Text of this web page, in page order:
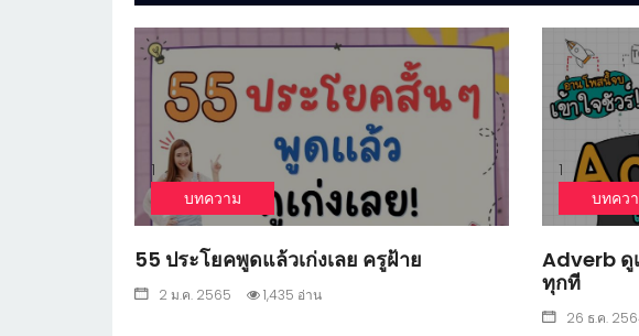
1
บทความ
55 ประโยคพูดแล้วเก่งเลย ครูฝ้าย
2 ม.ค. 2565 1,435 อ่าน
1
บทคว
Adverb ดู
ทุกที
26 ธ.ค.